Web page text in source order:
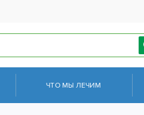
ЧТО МЫ ЛЕЧИМ